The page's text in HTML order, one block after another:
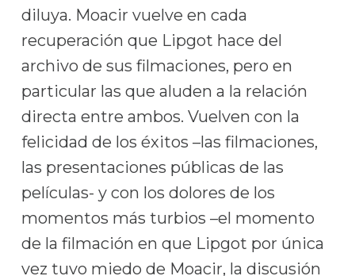
diluya. Moacir vuelve en cada
recuperación que Lipgot hace del
archivo de sus filmaciones, pero en
particular las que aluden a la relación
directa entre ambos. Vuelven con la
felicidad de los éxitos –las filmaciones,
las presentaciones públicas de las
películas- y con los dolores de los
momentos más turbios –el momento
de la filmación en que Lipgot por única
vez tuvo miedo de Moacir, la discusión